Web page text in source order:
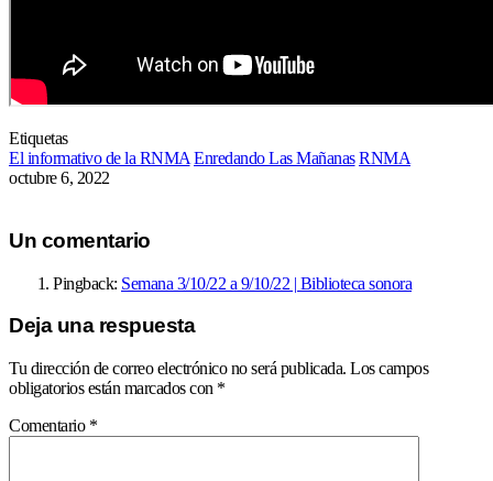
Etiquetas
El informativo de la RNMA Enredando Las Mañanas RNMA
octubre 6, 2022
Un comentario
Pingback: Semana 3/10/22 a 9/10/22 | Biblioteca sonora
Deja una respuesta
Tu dirección de correo electrónico no será publicada. Los campos
obligatorios están marcados con *
Comentario *